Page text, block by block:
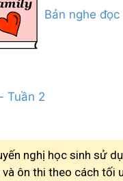
Bản nghe đọc
Tuần 2
nghị học sinh sử
ôn thi theo cách tối